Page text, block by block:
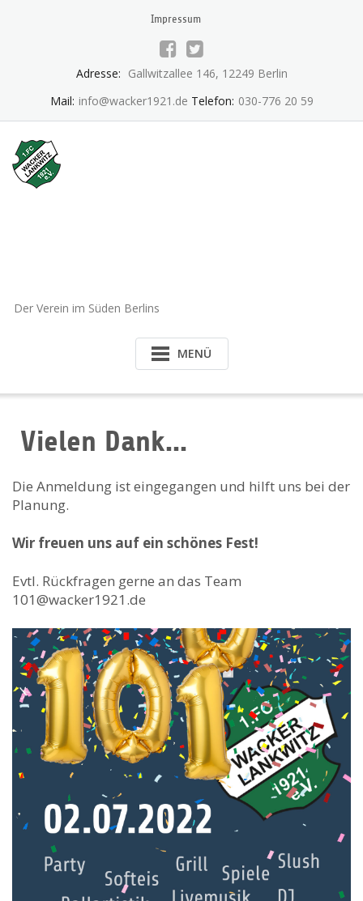
Impressum
Adresse: Gallwitzallee 146, 12249 Berlin
Mail: info@wacker1921.de Telefon: 030-776 20 59
Der Verein im Süden Berlins
MENÜ
Vielen Dank…
Die Anmeldung ist eingegangen und hilft uns bei der
Planung.
Wir freuen uns auf ein schönes Fest!
Evtl. Rückfragen gerne an das Team
101@wacker1921.de